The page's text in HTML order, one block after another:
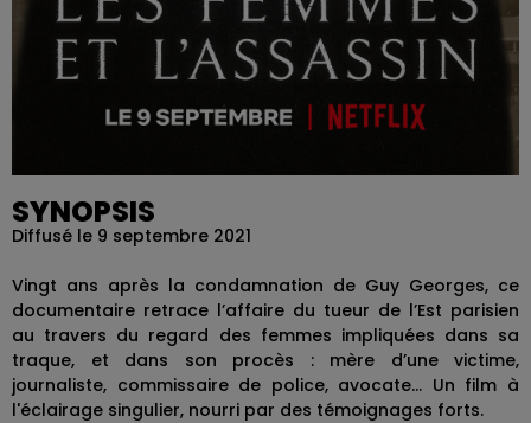
SYNOPSIS
Diffusé le 9 septembre 2021
Vingt ans après la condamnation de Guy Georges, ce
documentaire retrace l’affaire du tueur de l’Est parisien
au travers du regard des femmes impliquées dans sa
traque, et dans son procès : mère d’une victime,
journaliste, commissaire de police, avocate… Un film à
l'éclairage singulier, nourri par des témoignages forts.